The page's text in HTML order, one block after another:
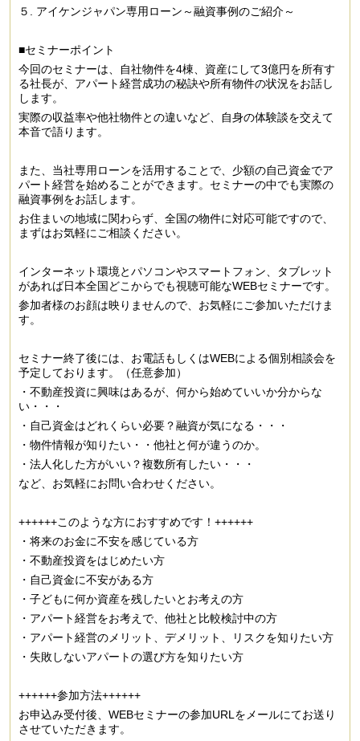
５. アイケンジャパン専用ローン～融資事例のご紹介～
■セミナーポイント
今回のセミナーは、自社物件を4棟、資産にして3億円を所有す
る社長が、アパート経営成功の秘訣や所有物件の状況をお話し
します。
実際の収益率や他社物件との違いなど、自身の体験談を交えて
本音で語ります。
また、当社専用ローンを活用することで、少額の自己資金でア
パート経営を始めることができます。セミナーの中でも実際の
融資事例をお話します。
お住まいの地域に関わらず、全国の物件に対応可能ですので、
まずはお気軽にご相談ください。
インターネット環境とパソコンやスマートフォン、タブレット
があれば日本全国どこからでも視聴可能なWEBセミナーです。
参加者様のお顔は映りませんので、お気軽にご参加いただけま
す。
セミナー終了後には、お電話もしくはWEBによる個別相談会を
予定しております。（任意参加）
・不動産投資に興味はあるが、何から始めていいか分からな
い・・・
・自己資金はどれくらい必要？融資が気になる・・・
・物件情報が知りたい・・他社と何が違うのか。
・法人化した方がいい？複数所有したい・・・
など、お気軽にお問い合わせください。
++++++このような方におすすめです！++++++
・将来のお金に不安を感じている方
・不動産投資をはじめたい方
・自己資金に不安がある方
・子どもに何か資産を残したいとお考えの方
・アパート経営をお考えで、他社と比較検討中の方
・アパート経営のメリット、デメリット、リスクを知りたい方
・失敗しないアパートの選び方を知りたい方
++++++参加方法++++++
お申込み受付後、WEBセミナーの参加URLをメールにてお送り
させていただきます。